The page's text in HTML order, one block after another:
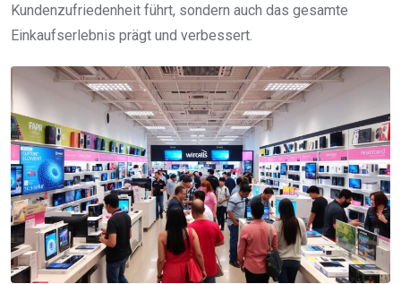
Kundenzufriedenheit führt, sondern auch das gesamte
Einkaufserlebnis prägt und verbessert.